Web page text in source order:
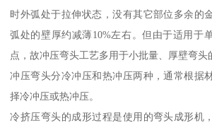
时外弧处于拉伸状态，没有其它部位多余的
弧处的壁厚约减薄10%左右。但由于适用于
点，故冲压弯头工艺多用于小批量、厚壁弯头
冲压弯头分冷冲压和热冲压两种，通常根据
择冷冲压或热冲压。
冷挤压弯头的成形过程是使用的弯头成形机